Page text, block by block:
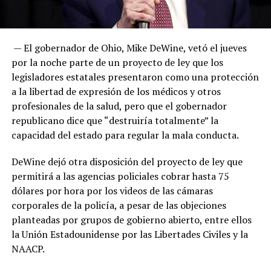
— El gobernador de Ohio, Mike DeWine, vetó el jueves
por la noche parte de un proyecto de ley que los
legisladores estatales presentaron como una protección
a la libertad de expresión de los médicos y otros
profesionales de la salud, pero que el gobernador
republicano dice que “destruiría totalmente” la
capacidad del estado para regular la mala conducta.
DeWine dejó otra disposición del proyecto de ley que
permitirá a las agencias policiales cobrar hasta 75
dólares por hora por los videos de las cámaras
corporales de la policía, a pesar de las objeciones
planteadas por grupos de gobierno abierto, entre ellos
la Unión Estadounidense por las Libertades Civiles y la
NAACP.